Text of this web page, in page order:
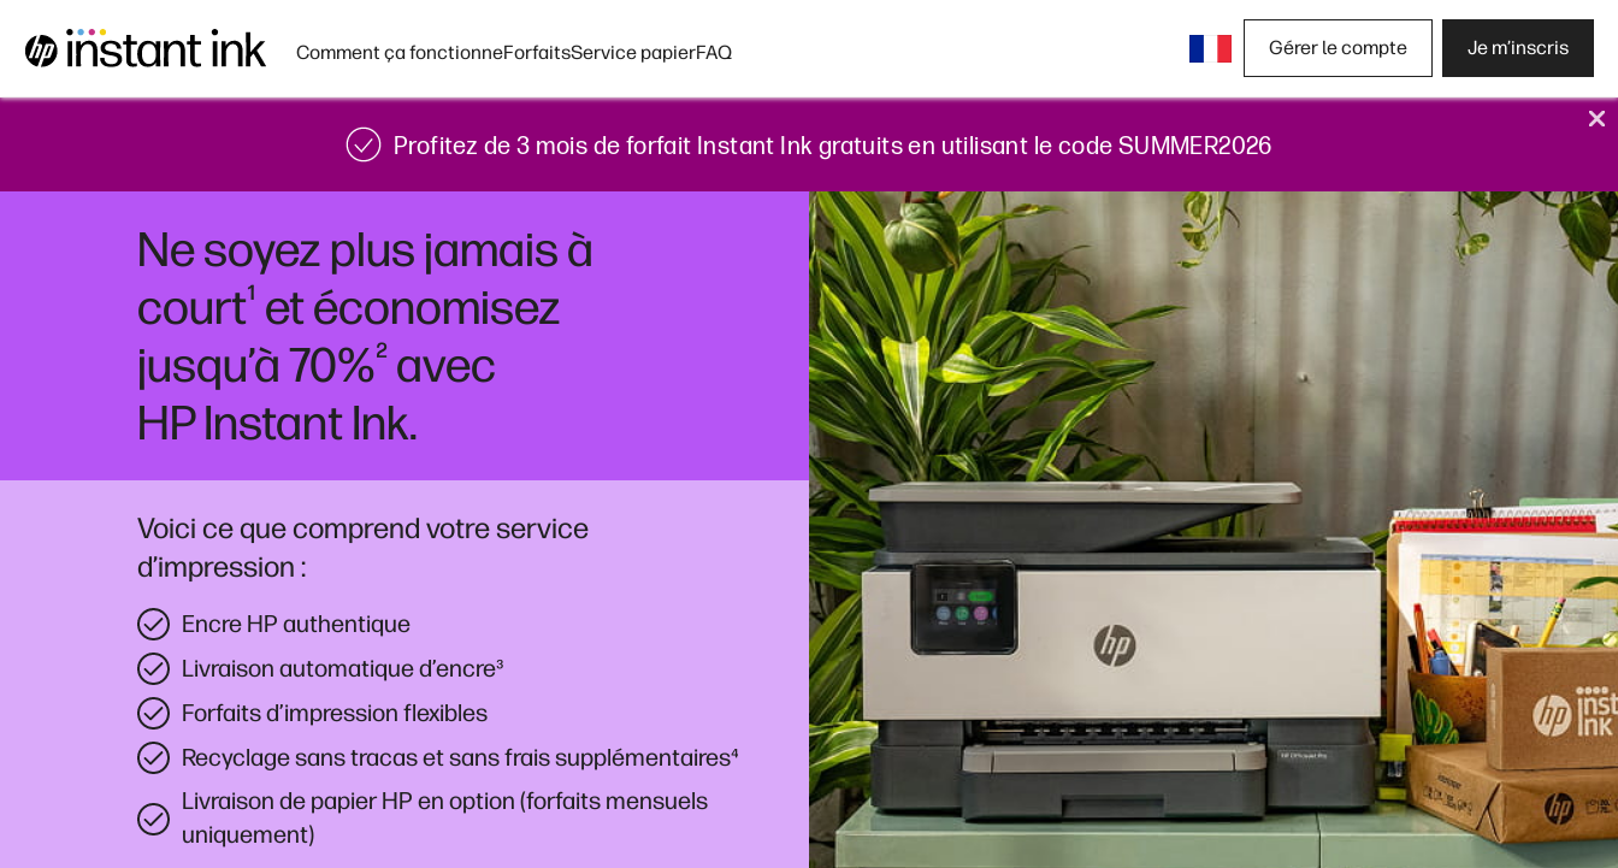
Comment ça fonctionneForfaitsService papierFAQ Gérer le compte Je m’inscris
Profitez de 3 mois de forfait Instant Ink gratuits en utilisant le code SUMMER2026
Ne soyez plus jamais à
court¹ et économisez
jusqu’à 70%² avec
HP Instant Ink.
Voici ce que comprend votre service
d’impression :
Encre HP authentique
Livraison automatique d’encre³
Forfaits d’impression flexibles
Recyclage sans tracas et sans frais supplémentaires⁴
Livraison de papier HP en option (forfaits mensuels
uniquement)